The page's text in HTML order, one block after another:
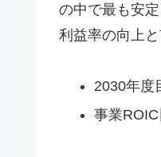
の中で最も安
利益率の向上
2030年度
事業